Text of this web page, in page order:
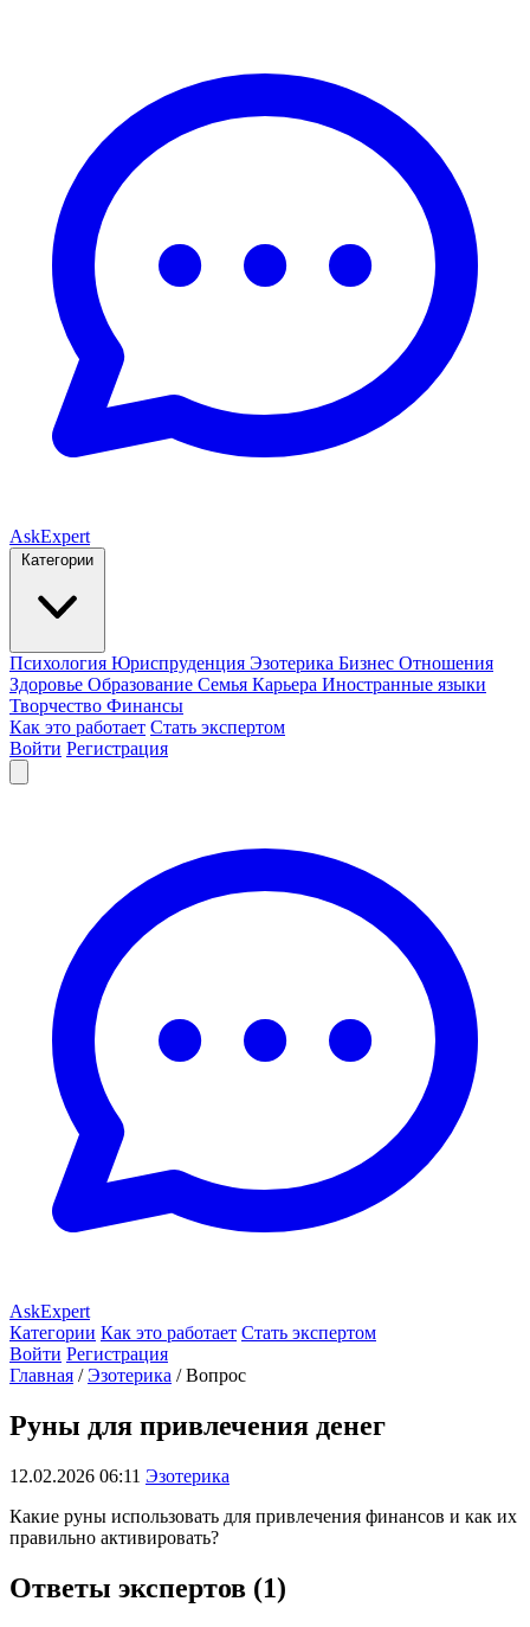
AskExpert
Категории
Психология Юриспруденция Эзотерика Бизнес Отношения
Здоровье Образование Семья Карьера Иностранные языки
Творчество Финансы
Как это работает Стать экспертом
Войти Регистрация
AskExpert
Категории Как это работает Стать экспертом
Войти Регистрация
Главная / Эзотерика / Вопрос
Руны для привлечения денег
12.02.2026 06:11 Эзотерика
Какие руны использовать для привлечения финансов и как их
правильно активировать?
Ответы экспертов (1)